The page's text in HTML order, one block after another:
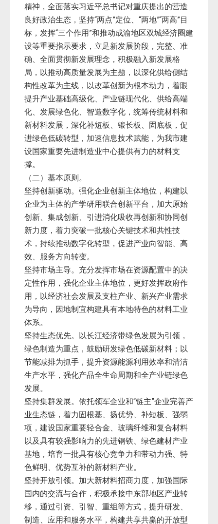
精神，全面落实习近平总书记对重庆提出的营造
良好政治生态，坚持“两点”定位、“两地”“两高”目
标，发挥“三个作用”和推动成渝地区双城经济圈建
设等重要指示要求，立足新发展阶段，完整、准
确、全面贯彻新发展理念，积极融入新发展格
局，以推动高质量发展为主题，以深化供给侧结
构性改革为主线，以改革创新为根本动力，着眼
提升产业基础高级化、产业链现代化、供给高端
化、发展绿色化、智造数字化，统筹传统材料和
新材料发展，深化补短板、锻长板、固底板，促
进绿色低碳转型，加速信息技术赋能，为我市建
设国家重要先进制造业中心提供有力的材料支
撑。
（二）基本原则。
坚持创新驱动。强化企业创新主体地位，构建以
企业为主体的产学研用联合创新平台，加大原始
创新、集成创新、引进消化吸收再创新和协同创
新力度，着力突破一批核心关键技术和共性技
术，持续推动数字化转型，促进产业向智能、高
效、服务方向转变。
坚持市场主导。充分发挥市场在资源配置中的决
定性作用，强化企业主体地位，更好发挥政府作
用，以经济社会发展及支柱产业、新兴产业需求
为导向，因地制宜构建具有本地特色的材料工业
体系。
坚持生态优先。以长江经济带绿色发展为引领，
绿色制造为重点，鼓励研发绿色低碳新材料；以
节能减排为抓手，提升资源能源利用效率和清洁
生产水平，强化产品全生命周期和全产业链绿色
发展。
坚持集群发展。依托领军企业和“链主”企业完善产
业生态链，着力固根基、扬优势、补短板、强弱
项，建设国家重要轻合金、玻璃纤维和复合材料
以及具有较强影响力的先进钢铁、绿色建材产业
基地，培育一批具有核心竞争力和带动力强、特
色鲜明、优势互补的新材料产业。
坚持开放引领。加大新材料招商力度，加强国际
国内的交流与合作，积极承接中东部地区产业转
移，通过引资、引智、重组等方式，提升研发、
制造、应用和服务水平，构建共享共赢的开放型